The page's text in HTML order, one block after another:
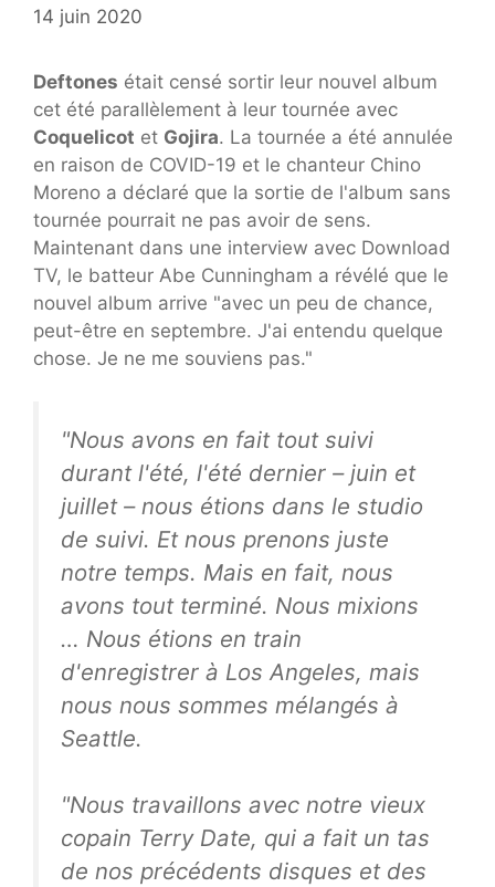
14 juin 2020
Deftones était censé sortir leur nouvel album
cet été parallèlement à leur tournée avec
Coquelicot et Gojira. La tournée a été annulée
en raison de COVID-19 et le chanteur Chino
Moreno a déclaré que la sortie de l'album sans
tournée pourrait ne pas avoir de sens.
Maintenant dans une interview avec Download
TV, le batteur Abe Cunningham a révélé que le
nouvel album arrive "avec un peu de chance,
peut-être en septembre. J'ai entendu quelque
chose. Je ne me souviens pas."
"Nous avons en fait tout suivi
durant l'été, l'été dernier – juin et
juillet – nous étions dans le studio
de suivi. Et nous prenons juste
notre temps. Mais en fait, nous
avons tout terminé. Nous mixions
… Nous étions en train
d'enregistrer à Los Angeles, mais
nous nous sommes mélangés à
Seattle.
"Nous travaillons avec notre vieux
copain Terry Date, qui a fait un tas
de nos précédents disques et des